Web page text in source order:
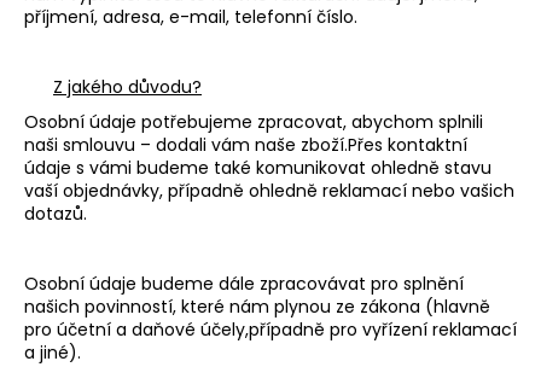
příjmení, adresa, e-mail, telefonní číslo.
Z jakého důvodu?
Osobní údaje potřebujeme zpracovat, abychom splnili
naši smlouvu – dodali vám naše zboží.Přes kontaktní
údaje s vámi budeme také komunikovat ohledně stavu
vaší objednávky, případně ohledně reklamací nebo vašich
dotazů.
Osobní údaje budeme dále zpracovávat pro splnění
našich povinností, které nám plynou ze zákona (hlavně
pro účetní a daňové účely,případně pro vyřízení reklamací
a jiné).